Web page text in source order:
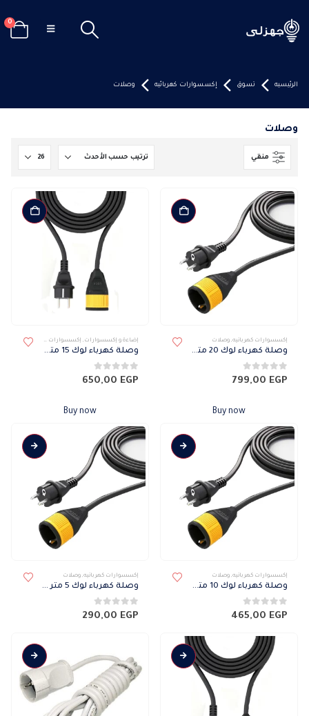
0
الرئيسيه تسوق إكسسوارات كهربائيه وصلات
وصلات
منقي
إكسسوارات كهربائيه, وصلات
وصلة كهرباء لوك 20 متر بالفيشة والبريزة
0من 5 799,00 EGP
Buy now
إضاءة و إكسسوارات , إكسسوارات كهربائيه ,
وصلة كهرباء لوك 15 متر بالفيشة والبريزة
0من 5 650,00 EGP
Buy now
إكسسوارات كهربائيه, وصلات
وصلة كهرباء لوك 10 متر بالفيشة والبريزة
0من 5 465,00 EGP
إكسسوارات كهربائيه, وصلات
وصلة كهرباء لوك 5 متر بالفيشة والبريزة
0من 5 290,00 EGP